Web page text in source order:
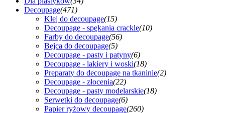
Decoupage(471)
Klej do decoupage(15)
Decoupage - spękania crackle(10)
Farby do decoupage(56)
Bejca do decoupage(5)
Decoupage - pasty i patyny(6)
Decoupage - lakiery i woski(18)
Preparaty do decoupage na tkaninie(2)
Decoupage - złocenia(22)
Decoupage - pasty modelarskie(18)
Serwetki do decoupage(6)
Papier ryżowy decoupage(260)